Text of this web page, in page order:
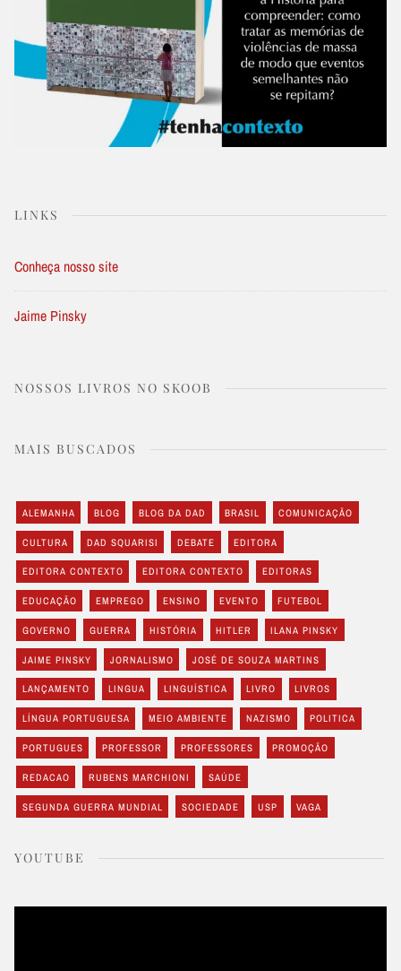
LINKS
Conheça nosso site
Jaime Pinsky
NOSSOS LIVROS NO SKOOB
MAIS BUSCADOS
ALEMANHA BLOG BLOG DA DAD BRASIL COMUNICAÇÃO
CULTURA DAD SQUARISI DEBATE EDITORA
EDITORA CONTEXTO EDITORA CONTEXTO EDITORAS
EDUCAÇÃO EMPREGO ENSINO EVENTO FUTEBOL
GOVERNO GUERRA HISTÓRIA HITLER ILANA PINSKY
JAIME PINSKY JORNALISMO JOSÉ DE SOUZA MARTINS
LANÇAMENTO LINGUA LINGUÍSTICA LIVRO LIVROS
LÍNGUA PORTUGUESA MEIO AMBIENTE NAZISMO POLITICA
PORTUGUES PROFESSOR PROFESSORES PROMOÇÃO
REDACAO RUBENS MARCHIONI SAÚDE
SEGUNDA GUERRA MUNDIAL SOCIEDADE USP VAGA
YOUTUBE